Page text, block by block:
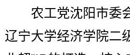
农工党沈阳市委
辽宁大学经济学院二